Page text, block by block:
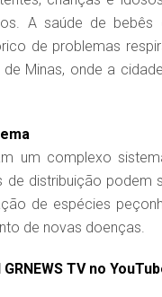
A saúde de
de problemas
Minas, onde a
um complexo
distribuição
de espécies
de novas doenças.
TV no